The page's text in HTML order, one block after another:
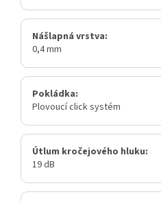
Nášlapná vrstva:
0,4 mm
Pokládka:
Plovoucí click systém
Útlum kročejového hluku:
19 dB